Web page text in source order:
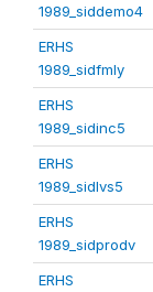
1989_siddemo4
ERHS
1989_sidfmly
ERHS
1989_sidinc5
ERHS
1989_sidlvs5
ERHS
1989_sidprodv
ERHS